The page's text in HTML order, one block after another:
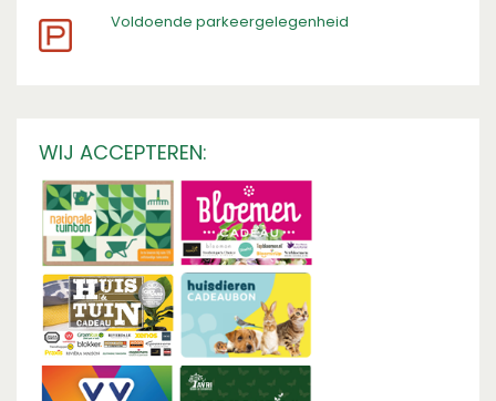
​Voldoende parkeergelegenheid
WIJ ACCEPTEREN: